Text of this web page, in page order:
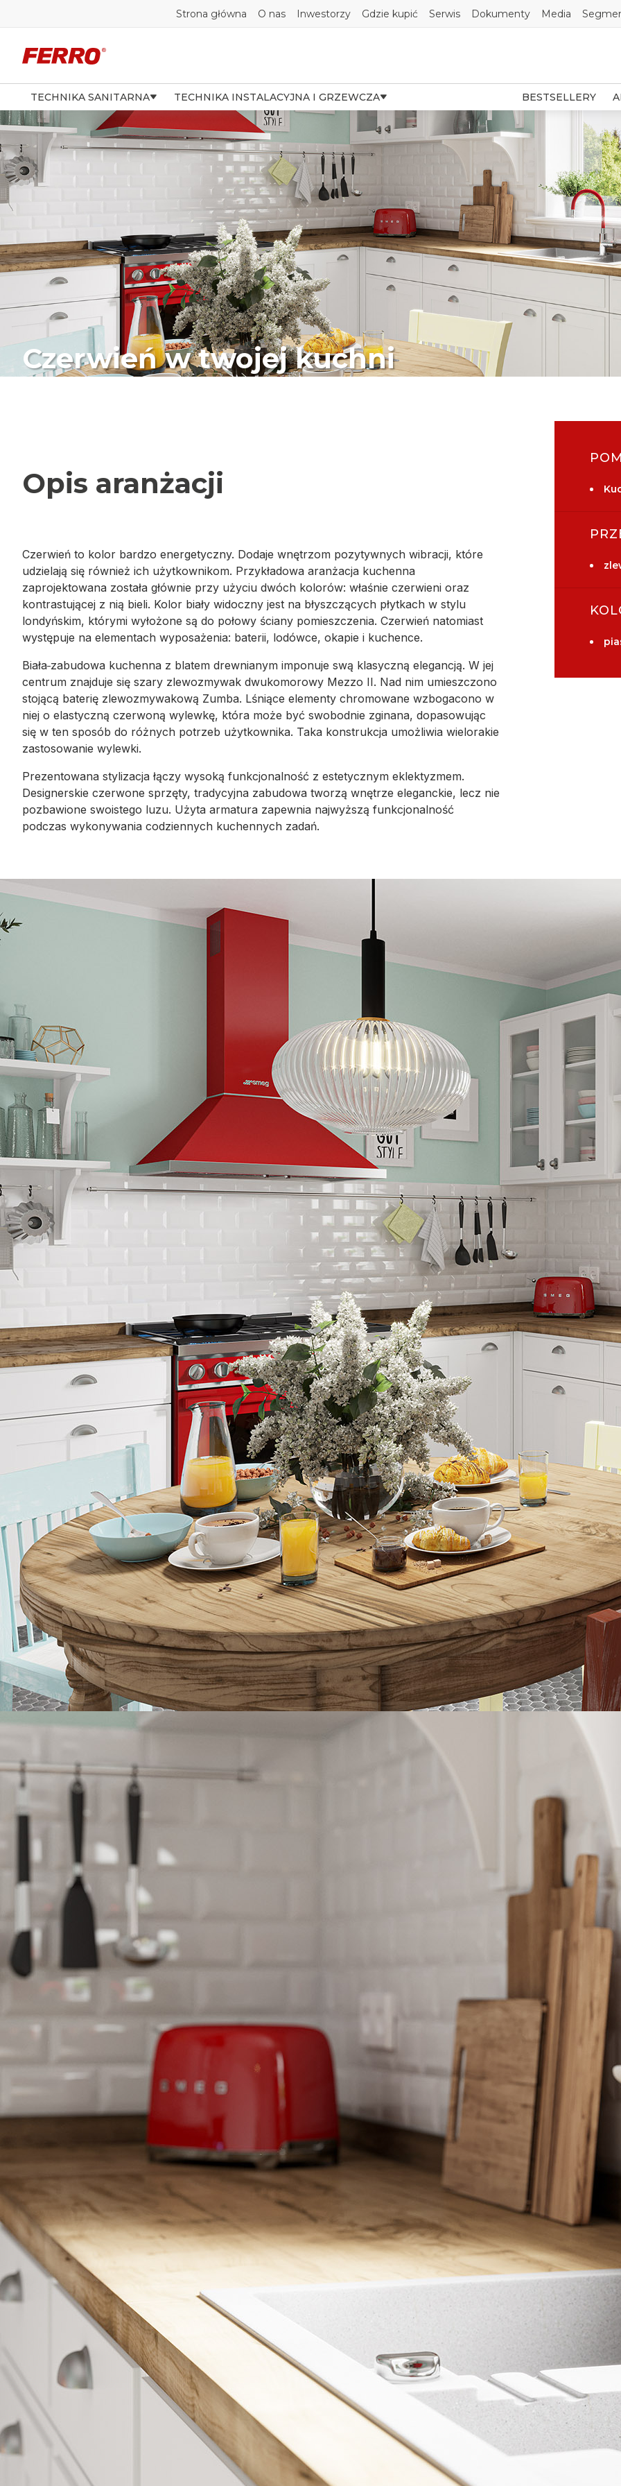
Strona główna O nas Inwestorzy Gdzie kupić Serwis Dokumenty Media
TECHNIKA SANITARNA TECHNIKA INSTALACYJNA I GRZEWCZA BESTSELLERY
Czerwień w twojej kuchni
Opis aranżacji
Czerwień to kolor bardzo energetyczny. Dodaje wnętrzom pozytywnych wibracji, które
udzielają się również ich użytkownikom. Przykładowa aranżacja kuchenna
zaprojektowana została głównie przy użyciu dwóch kolorów: właśnie czerwieni oraz
kontrastującej z nią bieli. Kolor biały widoczny jest na błyszczących płytkach w stylu
londyńskim, którymi wyłożone są do połowy ściany pomieszczenia. Czerwień natomiast
występuje na elementach wyposażenia: baterii, lodówce, okapie i kuchence.
Biała zabudowa kuchenna z blatem drewnianym imponuje swą klasyczną elegancją. W jej
centrum znajduje się szary zlewozmywak dwukomorowy Mezzo II. Nad nim umieszczono
stojącą baterię zlewozmywakową Zumba. Lśniące elementy chromowane wzbogacono w
niej o elastyczną czerwoną wylewkę, która może być swobodnie zginana, dopasowując
się w ten sposób do różnych potrzeb użytkownika. Taka konstrukcja umożliwia wielorakie
zastosowanie wylewki.
Prezentowana stylizacja łączy wysoką funkcjonalność z estetycznym eklektyzmem.
Designerskie czerwone sprzęty, tradycyjna zabudowa tworzą wnętrze eleganckie, lecz nie
pozbawione swoistego luzu. Użyta armatura zapewnia najwyższą funkcjonalność
podczas wykonywania codziennych kuchennych zadań.
Galeria